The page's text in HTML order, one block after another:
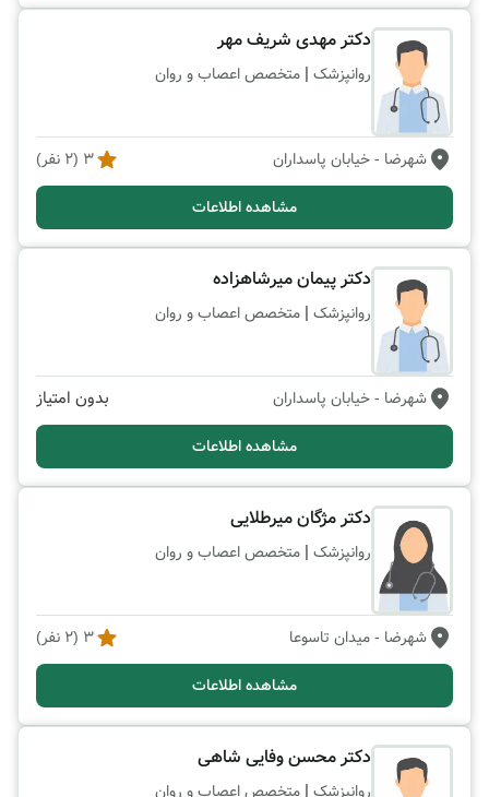
دکتر مهدی شریف مهر
روانپزشک | متخصص اعصاب و روان
شهرضا - خیابان پاسداران 3
(
2 نفر)
مشاهده اطلاعات
دکتر پیمان میرشاهزاده
روانپزشک | متخصص اعصاب و روان
شهرضا - خیابان پاسداران بدون امتیاز
مشاهده اطلاعات
دکتر مژگان میرطلایی
روانپزشک | متخصص اعصاب و روان
شهرضا - میدان تاسوعا 3
(
2 نفر)
مشاهده اطلاعات
دکتر محسن وفایی شاهی
روانپزشک | متخصص اعصاب و روان